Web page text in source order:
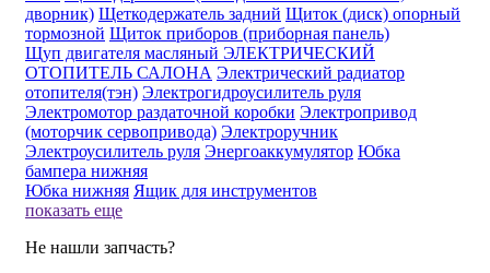
дворник) Щеткодержатель задний Щиток (диск) опорный
тормозной Щиток приборов (приборная панель)
Щуп двигателя масляный ЭЛЕКТРИЧЕСКИЙ
ОТОПИТЕЛЬ САЛОНА Электрический радиатор
отопителя(тэн) Электрогидроусилитель руля
Электромотор раздаточной коробки Электропривод
(моторчик сервопривода) Электроручник
Электроусилитель руля Энергоаккумулятор Юбка
бампера нижняя
Юбка нижняя Ящик для инструментов
показать еще
Не нашли запчасть?